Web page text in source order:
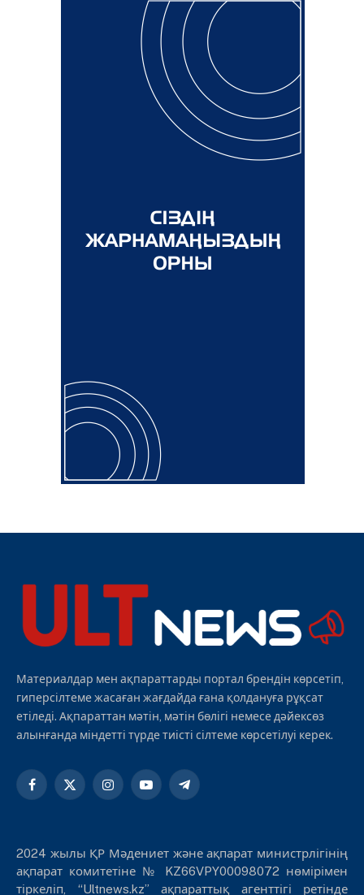
Материалдар мен ақпараттарды портал брендін көрсетіп,
гиперсілтеме жасаған жағдайда ғана қолдануға рұқсат
етіледі. Ақпараттан мәтін, мәтін бөлігі немесе дәйексөз
алынғанда міндетті түрде тиісті сілтеме көрсетілуі керек.
Facebook
X
InstagramYouTubeTelegram
2024 жылы ҚР Мәдениет және ақпарат министрлігінің
ақпарат комитетіне № KZ66VPY00098072 нөмірімен
тіркеліп, “Ultnews.kz” ақпараттық агенттігі ретінде